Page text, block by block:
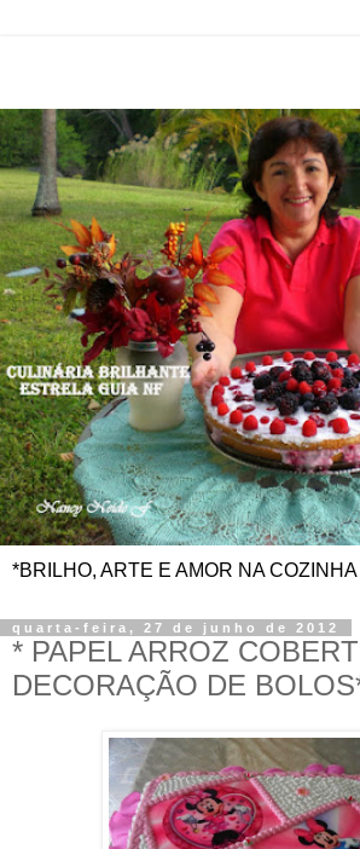
*BRILHO, ARTE E AMOR NA
quarta-feira, 27 de junho de 2012
* PAPEL ARROZ
DECORAÇÃO DE